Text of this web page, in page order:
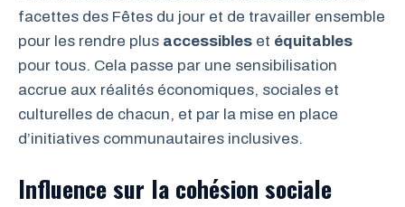
facettes des Fêtes du jour et de travailler ensemble
pour les rendre plus accessibles et équitables
pour tous. Cela passe par une sensibilisation
accrue aux réalités économiques, sociales et
culturelles de chacun, et par la mise en place
d’initiatives communautaires inclusives.
Influence sur la cohésion sociale